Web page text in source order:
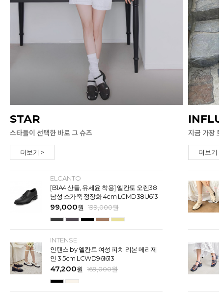
STAR
스타들이 선택한 바로 그 슈즈
더보기 >
ELCANTO
[B1A4 산들, 유세윤 착용] 엘칸토 오렌38
남성 소가죽 정장화 4cm LCMD38U613
99,000원 199,000원
INTENSE
인텐스 by 엘칸토 여성 피치 리본 메리제
인 3.5cm LCWD96I613
47,200원 169,000원
지금 가장
더보기